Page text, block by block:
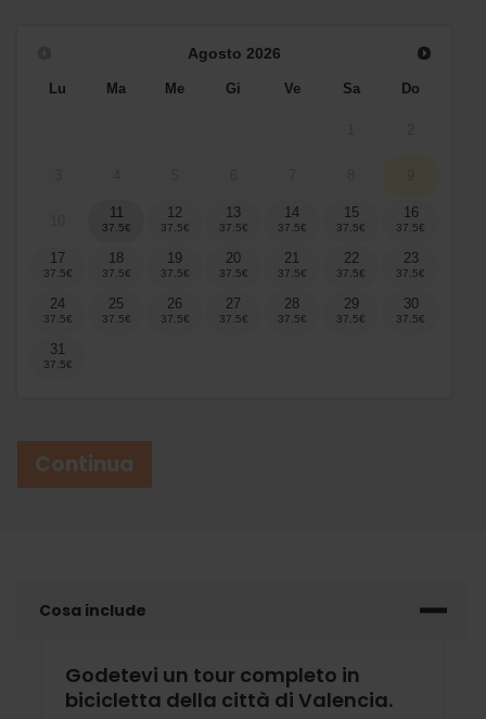
Agosto 2026
Lu Ma Me Gi Ve Sa Do
11 12 13 14 15 16
17 18 19 20 21 22 23
24 25 26 27 28 29 30
31
Continua
Cosa include
Godetevi un tour completo in
bicicletta della città di Valencia.